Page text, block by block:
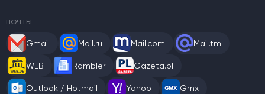
ПОЧТЫ
Gmail Mail.ru Mail.com Mail.tm
WEB Rambler Gazeta.pl
Outlook / Hotmail Yahoo Gmx